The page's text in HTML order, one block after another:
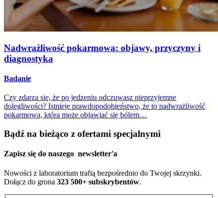
Nadwrażliwość pokarmowa: objawy, przyczyny i
diagnostyka
Badanie
Czy zdarza się, że po jedzeniu odczuwasz nieprzyjemne
dolegliwości? Istnieje prawdopodobieństwo, że to nadwrażliwość
pokarmowa, która może objawiać się bólem…
Bądź na bieżąco z ofertami specjalnymi
Zapisz się do naszego newsletter'a
Nowości z laboratorium trafią bezpośrednio do Twojej skrzynki.
Dołącz do grona 323 500+ subskrybentów.